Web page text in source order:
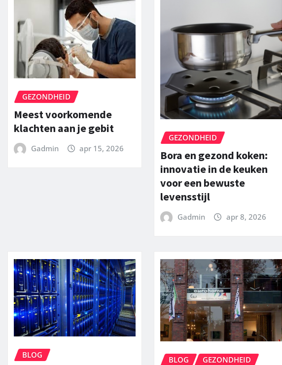
GEZONDHEID
Meest voorkomende
klachten aan je gebit
Gadmin apr 15, 2026
GEZONDHEID
Bora en gezond koken:
innovatie in de keuken
voor een bewuste
levensstijl
Gadmin apr 8, 2026
BLOG
BLOG GEZONDHEID